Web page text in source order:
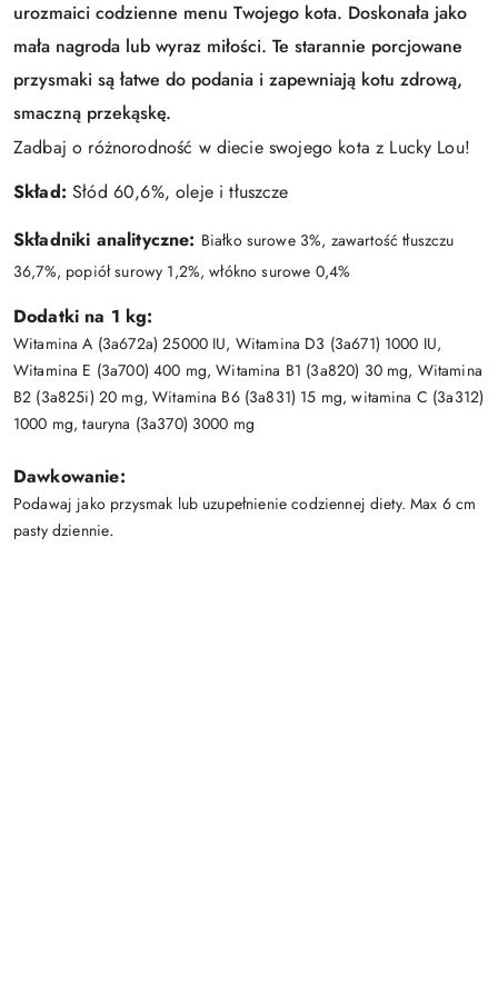
urozmaici codzienne menu Twojego kota. Doskonała jako
mała nagroda lub wyraz miłości. Te starannie porcjowane
przysmaki są łatwe do podania i zapewniają kotu zdrową,
smaczną przekąskę.
Zadbaj o różnorodność w diecie swojego kota z Lucky Lou!
Skład: Słód 60,6%, oleje i tłuszcze
Składniki analityczne: Białko surowe 3%, zawartość tłuszczu
36,7%, popiół surowy 1,2%, włókno surowe 0,4%
Dodatki na 1 kg:
Witamina A (3a672a) 25000 IU, Witamina D3 (3a671) 1000 IU,
Witamina E (3a700) 400 mg, Witamina B1 (3a820) 30 mg, Witamina
B2 (3a825i) 20 mg, Witamina B6 (3a831) 15 mg, witamina C (3a312)
1000 mg, tauryna (3a370) 3000 mg
Dawkowanie:
Podawaj jako przysmak lub uzupełnienie codziennej diety. Max 6 cm
pasty dziennie.